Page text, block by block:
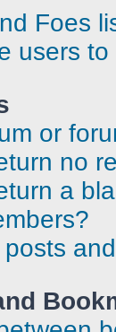
Foes
users
or
no
a